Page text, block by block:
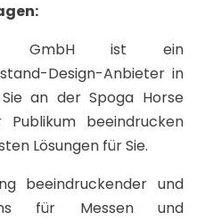
GmbH ist ein
Design-Anbieter in
an der Spoga Horse
beeindrucken
Lösungen für Sie.
beeindruckender und
für Messen und